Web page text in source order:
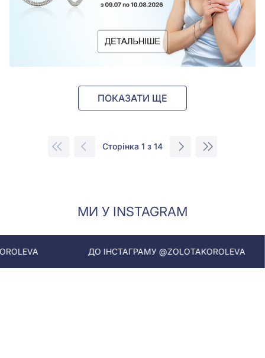
ПОКАЗАТИ ЩЕ
Сторінка 1 з 14
МИ У INSTAGRAM
ДО ІНСТАГРАМУ @ZOLOTAKOROLEVA ДО